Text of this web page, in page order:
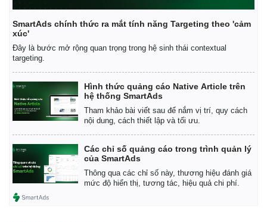
Thế giới
Cuộc sống đó đây
Hồ sơ
Video
Ảnh
E-Magazine
Infographic
SmartAds chính thức ra mắt tính năng Targeting theo 'cảm
xúc'
Đây là bước mở rộng quan trọng trong hệ sinh thái contextual
targeting.
Hình thức quảng cáo Native Article trên
hệ thống SmartAds
Tham khảo bài viết sau để nắm vị trí, quy cách
nội dung, cách thiết lập và tối ưu.
Các chỉ số quảng cáo trong trình quản lý
của SmartAds
Thông qua các chỉ số này, thương hiệu đánh giá
mức độ hiển thị, tương tác, hiệu quả chi phí.